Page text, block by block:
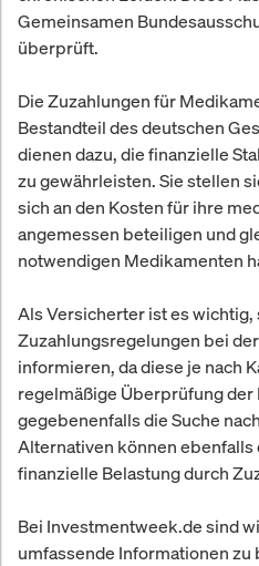
Gemeinsamen
überprüft.
Die Zuzahlungen für
Bestandteil des deutschen
dienen dazu, die finanzielle
zu gewährleisten. Sie stellen
sich an den Kosten für ihre
angemessen beteiligen und
notwendigen Medikamenten
Als Versicherter ist es
Zuzahlungsregelungen bei
informieren, da diese je nach
regelmäßige Überprüfung
gegebenenfalls die Suche
Alternativen können ebenfalls
finanzielle Belastung durch
Bei Investmentweek.de sind
umfassende Informationen